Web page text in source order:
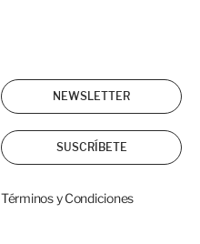
NEWSLETTER
SUSCRÍBETE
Términos y Condiciones